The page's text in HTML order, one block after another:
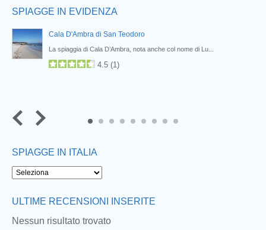
SPIAGGE IN EVIDENZA
Cala D'Ambra di San Teodoro
La spiaggia di Cala D’Ambra, nota anche col nome di Lu...
4.5 (1)
8
SPIAGGE IN ITALIA
ULTIME RECENSIONI INSERITE
Nessun risultato trovato